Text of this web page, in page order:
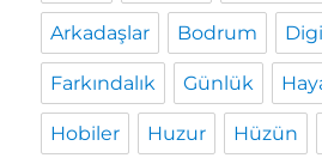
Arkadaşlar Bodrum
Farkındalık Günlük
Hobiler Huzur Hüzün